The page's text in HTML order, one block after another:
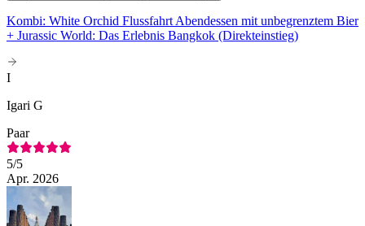
Kombi: White Orchid Flussfahrt Abendessen mit unbegrenztem Bier
+ Jurassic World: Das Erlebnis Bangkok (Direkteinstieg)
I
Igari G
Paar
5/5
Apr. 2026